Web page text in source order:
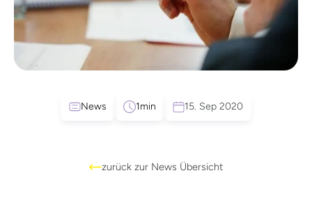
News 1min 15. Sep 2020
zurück zur News Übersicht